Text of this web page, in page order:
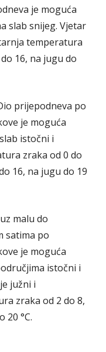
je moguća
slab snijeg. Vjetar
temperatura
16, na jugu do
prijepodneva po
je moguća
istočni i
zraka od 0 do
16, na jugu do 19
malu do
satima po
je moguća
istočni i
južni i
zraka od 2 do 8,
20 °C.